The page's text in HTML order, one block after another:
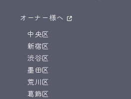
オーナー様へ
中央区
新宿区
渋谷区
墨田区
荒川区
葛飾区